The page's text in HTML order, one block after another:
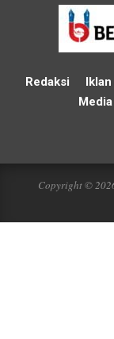
Redaksi Iklan
Copyright ©